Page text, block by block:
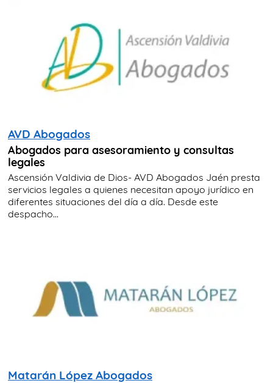
AVD Abogados
Abogados para asesoramiento y consultas
legales
Ascensión Valdivia de Dios- AVD Abogados Jaén presta
servicios legales a quienes necesitan apoyo jurídico en
diferentes situaciones del día a día. Desde este
despacho...
Matarán López Abogados